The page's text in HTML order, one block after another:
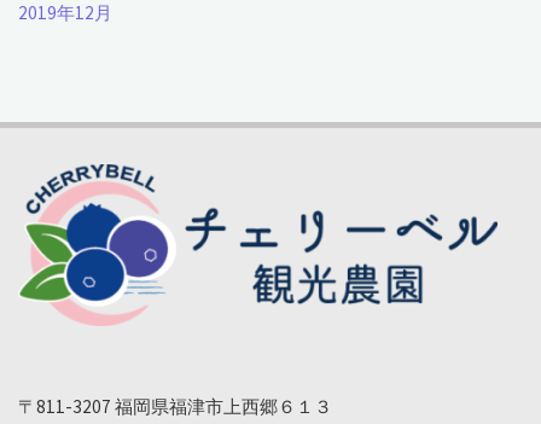
2019年12月
〒811-3207 福岡県福津市上西郷６１３